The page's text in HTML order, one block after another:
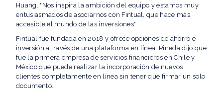
Huang. "Nos inspira la ambición del equipo y estamos muy
entusiasmados de asociarnos con Fintual, que hace más
accesible el mundo de las inversiones".
Fintual fue fundada en 2018 y ofrece opciones de ahorro e
inversión a través de una plataforma en línea. Pineda dijo que
fue la primera empresa de servicios financieros en Chile y
México que puede realizar la incorporación de nuevos
clientes completamente en línea sin tener que firmar un solo
documento.